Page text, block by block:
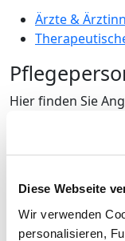
Diese Webseite
Wir verwenden
personalisieren,
Ärzte &
Hier finden Sie
gesamten
Personal der
den
Gesundheits-
und
Mit und ohne